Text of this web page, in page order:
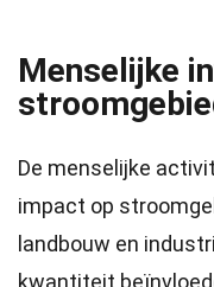
Menselijke
De menselijke
impact op
landbouw en
kwantiteit